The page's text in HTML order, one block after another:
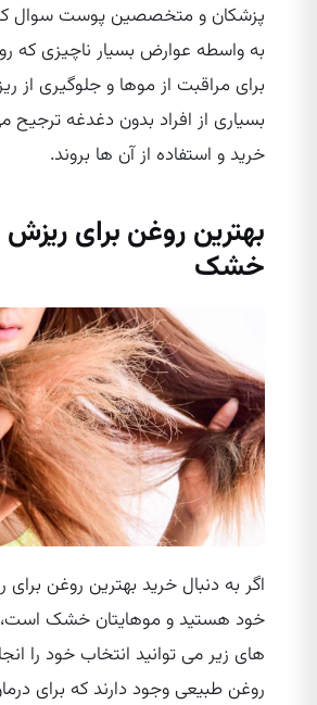
پزشکان و متخصصین پوست سوال
به واسطه عوارض بسیار ناچیزی که
برای مراقبت از موها و جلوگیری از
بسیاری از افراد بدون دغدغه ترجیح
خرید و استفاده از آن ها بروند.
بهترین روغن برای
خشک
اگر به دنبال خرید بهترین روغن
خود هستید و موهایتان خشک است،
های زیر می‌ توانید انتخاب خود را
روغن طبیعی وجود دارند که برای